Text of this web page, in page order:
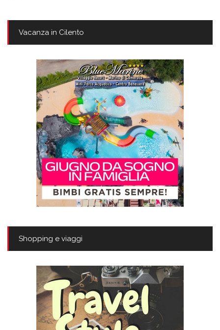
Vacanza in Cilento
Shopping e viaggi